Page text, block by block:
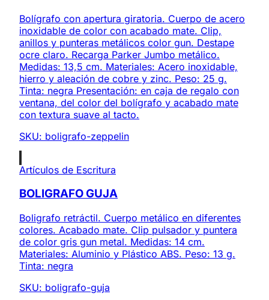
Bolígrafo con apertura giratoria. Cuerpo de acero
inoxidable de color con acabado mate. Clip,
anillos y punteras metálicos color gun. Destape
ocre claro. Recarga Parker Jumbo metálico.
Medidas: 13,5 cm. Materiales: Acero inoxidable,
hierro y aleación de cobre y zinc. Peso: 25 g.
Tinta: negra Presentación: en caja de regalo con
ventana, del color del bolígrafo y acabado mate
con textura suave al tacto.
SKU: boligrafo-zeppelin
Artículos de Escritura
BOLIGRAFO GUJA
Boligrafo retráctil. Cuerpo metálico en diferentes
colores. Acabado mate. Clip pulsador y puntera
de color gris gun metal. Medidas: 14 cm.
Materiales: Aluminio y Plástico ABS. Peso: 13 g.
Tinta: negra
SKU: boligrafo-guja